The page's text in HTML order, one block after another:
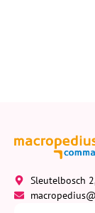
Sleutelbosch